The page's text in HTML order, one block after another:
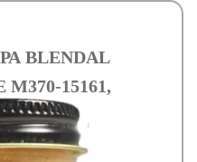
BLENDAL
M370-15161,